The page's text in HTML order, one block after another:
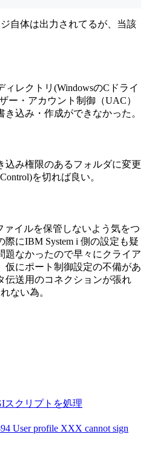
ジ自体は出力されてるが、当該
レクトリ(WindowsのCドライ
ー・アカウント制御（UAC）
込み・作成ができなかった。
込み権限のあるフォルダに変更
を切れば良い。
ァイルを保管しないよう気をつ
にIBM System i 側の設定も疑
題なかったので早々にクライア
仮にポート制御設定の不備があ
伝送用のコネクションが張れ
ない為。
スクリプトを処理
User profile XXX cannot sign